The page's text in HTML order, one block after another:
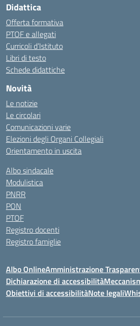
Didattica
Offerta formativa
PTOF e allegati
Curricoli d’Istituto
Libri di testo
Schede didattiche
Novità
Le notizie
Le circolari
Comunicazioni varie
Elezioni degli Organi Collegiali
Orientamento in uscita
Albo sindacale
Modulistica
PNRR
PON
PTOF
Registro docenti
Registro famiglie
Albo OnlineAmministrazione
Dichiarazione di accessibilità
Obiettivi di accessibilitàNote legali